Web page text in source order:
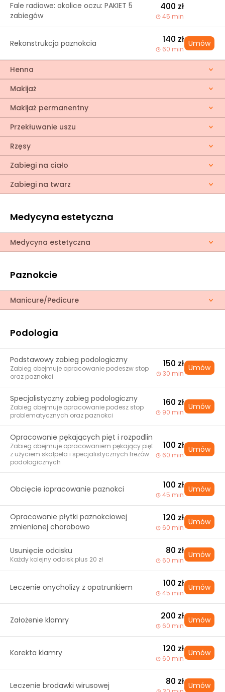
Fale radiowe: okolice oczu: PAKIET 5
zabiegów
400 zł
45 min
Rekonstrukcja paznokcia 140 zł
60 min
Umów
Henna
Makijaż
Makijaż permanentny
Przekłuwanie uszu
Rzęsy
Zabiegi na ciało
Zabiegi na twarz
Medycyna estetyczna
Medycyna estetyczna
Paznokcie
Manicure/Pedicure
Podologia
Podstawowy zabieg podologiczny
Zabieg obejmuje opracowanie podeszw stop
oraz paznokci
150 zł
30 min
Umów
Specjalistyczny zabieg podologiczny
Zabieg obejmuje opracowanie podesz stop
problematycznych oraz paznokci
160 zł
90 min
Umów
Opracowanie pękających pięt i rozpadlin
Zabieg obejmuje opracowaniem pękający pięt
z użyciem skalpela i specjalistycznych frezów
podologicznych
100 zł
60 min
Umów
Obcięcie iopracowanie paznokci 100 zł
45 min
Umów
Opracowanie płytki paznokciowej
zmienionej chorobowo
120 zł
60 min
Umów
Usunięcie odcisku
Każdy kolejny odcisk plus 20 zł
80 zł
60 min
Umów
Leczenie onycholizy z opatrunkiem 100 zł
45 min
Umów
Założenie klamry 200 zł
60 min
Umów
Korekta klamry 120 zł
60 min
Umów
Leczenie brodawki wirusowej 80 zł Umów